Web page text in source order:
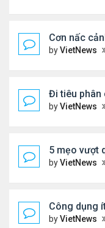
Cơn nấc
byVietNews
Đi tiêu phân
byVietNews
5 mẹo vượt
byVietNews
Công dụng
byVietNews